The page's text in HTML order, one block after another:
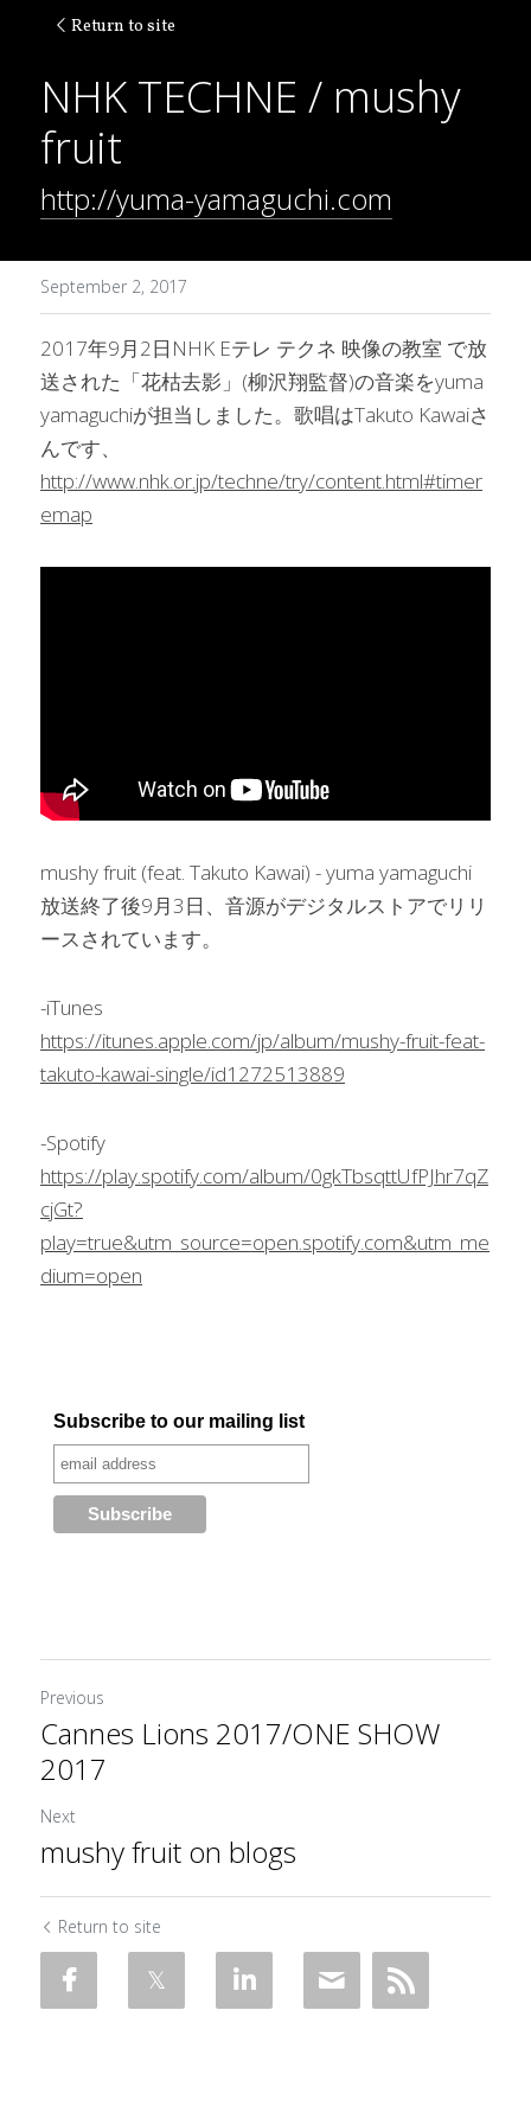
Return to site
NHK TECHNE / mushy
fruit
http://yuma-yamaguchi.com
September 2, 2017
2017年9月2日NHK Eテレ テクネ 映像の教室 で放
送された「花枯去影」(柳沢翔監督)の音楽をyuma
yamaguchiが担当しました。歌唱はTakuto Kawaiさ
んです、
http://www.nhk.or.jp/techne/try/content.html#timer
emap
mushy fruit (feat. Takuto Kawai) - yuma yamaguchi
放送終了後9月3日、音源がデジタルストアでリリ
ースされています。
-iTunes
https://itunes.apple.com/jp/album/mushy-fruit-feat-
takuto-kawai-single/id1272513889
-Spotify
https://play.spotify.com/album/0gkTbsqttUfPJhr7qZ
cjGt?
play=true&utm_source=open.spotify.com&utm_me
dium=open
Previous
Cannes Lions 2017/ONE SHOW
2017
Next
mushy fruit on blogs
Return to site